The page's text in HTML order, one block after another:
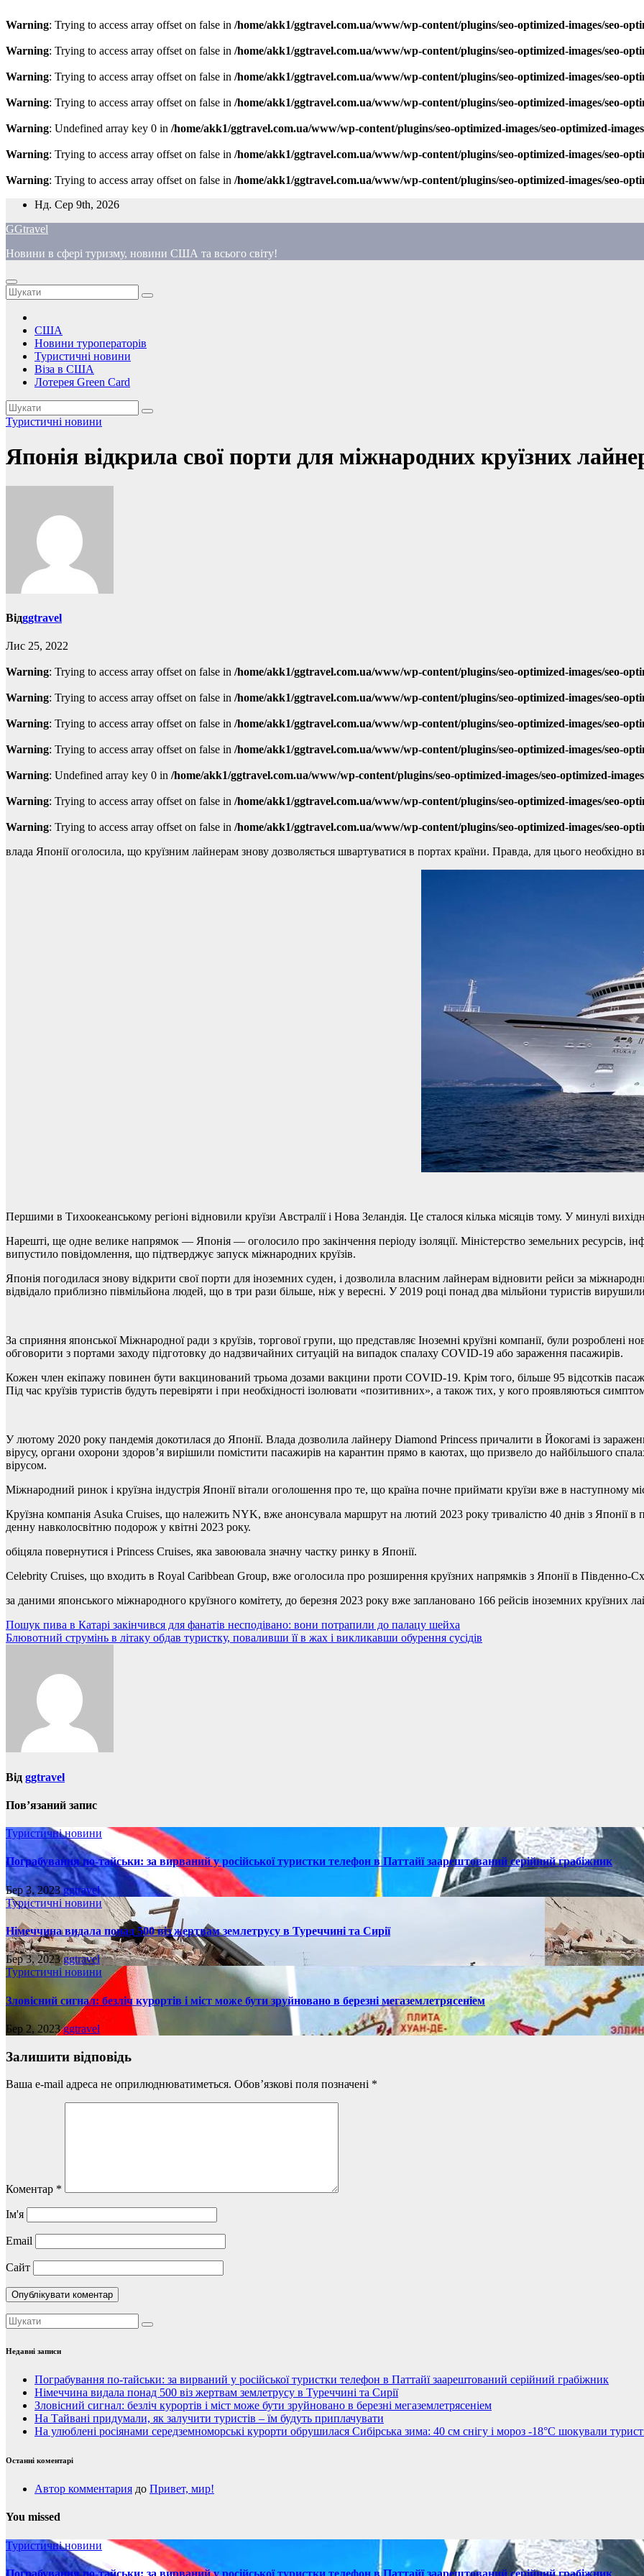
Warning: Trying to access array offset on false in /home/akk1/ggtravel.com.ua/www/wp-content/plugins/seo-optimized-images/seo-
Warning: Trying to access array offset on false in /home/akk1/ggtravel.com.ua/www/wp-content/plugins/seo-optimized-images/seo-
Warning: Trying to access array offset on false in /home/akk1/ggtravel.com.ua/www/wp-content/plugins/seo-optimized-images/seo-
Warning: Trying to access array offset on false in /home/akk1/ggtravel.com.ua/www/wp-content/plugins/seo-optimized-images/seo-
Warning: Undefined array key 0 in /home/akk1/ggtravel.com.ua/www/wp-content/plugins/seo-optimized-images/seo-optimized-
Warning: Trying to access array offset on false in /home/akk1/ggtravel.com.ua/www/wp-content/plugins/seo-optimized-images/seo-
Warning: Trying to access array offset on false in /home/akk1/ggtravel.com.ua/www/wp-content/plugins/seo-optimized-images/seo-
Перейти
вмісту
Нд. Сер 9th, 2026
GGtravel
Новини в сфері туризму, новини США та всього світу!
США
Новини туроператорів
Туристичні новини
Віза в США
Лотерея Green Card
Туристичні новини
Японія відкрила свої порти для міжнародних круїзних
Відggtravel
Лис 25, 2022
Warning: Trying to access array offset on false in /home/akk1/ggtravel.com.ua/www/wp-content/plugins/seo-optimized-images/seo-
Warning: Trying to access array offset on false in /home/akk1/ggtravel.com.ua/www/wp-content/plugins/seo-optimized-images/seo-
Warning: Trying to access array offset on false in /home/akk1/ggtravel.com.ua/www/wp-content/plugins/seo-optimized-images/seo-
Warning: Trying to access array offset on false in /home/akk1/ggtravel.com.ua/www/wp-content/plugins/seo-optimized-images/seo-
Warning: Undefined array key 0 in /home/akk1/ggtravel.com.ua/www/wp-content/plugins/seo-optimized-images/seo-optimized-
Warning: Trying to access array offset on false in /home/akk1/ggtravel.com.ua/www/wp-content/plugins/seo-optimized-images/seo-
Warning: Trying to access array offset on false in /home/akk1/ggtravel.com.ua/www/wp-content/plugins/seo-optimized-images/seo-
влада Японії оголосила, що круїзним лайнерам знову дозволяється швартуватися в портах країни. Правда, для цього необхідно
Першими в Тихоокеанському регіоні відновили круїзи Австралії і Нова Зеландія. Це сталося кілька місяців тому. У минулі
Нарешті, ще одне велике напрямок — Японія — оголосило про закінчення періоду ізоляції. Міністерство земельних ресурсів,
випустило повідомлення, що підтверджує запуск міжнародних круїзів.
Японія погодилася знову відкрити свої порти для іноземних суден, і дозволила власним лайнерам відновити рейси за
відвідало приблизно півмільйона людей, що в три рази більше, ніж у вересні. У 2019 році понад два мільйони туристів
За сприяння японської Міжнародної ради з круїзів, торгової групи, що представляє Іноземні круїзні компанії, були розроблені
обговорити з портами заходу підготовку до надзвичайних ситуацій на випадок спалаху COVID-19 або зараження пасажирів.
Кожен член екіпажу повинен бути вакцинований трьома дозами вакцини проти COVID-19. Крім того, більше 95 відсотків
Під час круїзів туристів будуть перевіряти і при необхідності ізолювати «позитивних», а також тих, у кого проявляються
У лютому 2020 року пандемія докотилася до Японії. Влада дозволила лайнеру Diamond Princess причалити в Йокогамі із
вірусу, органи охорони здоров’я вирішили помістити пасажирів на карантин прямо в каютах, що призвело до найбільшого
вірусом.
Міжнародний ринок і круїзна індустрія Японії вітали оголошення про те, що країна почне приймати круїзи вже в наступному
Круїзна компанія Asuka Cruises, що належить NYK, вже анонсувала маршрут на лютий 2023 року тривалістю 40 днів з Японії в
денну навколосвітню подорож у квітні 2023 року.
обіцяла повернутися і Princess Cruises, яка завоювала значну частку ринку в Японії.
Celebrity Cruises, що входить в Royal Caribbean Group, вже оголосила про розширення круїзних напрямків з Японії в Південно-
за даними японського міжнародного круїзного комітету, до березня 2023 року вже заплановано 166 рейсів іноземних круїзних
Навігація
записів
Пошук пива в Катарі закінчився для фанатів несподівано: вони потрапили до палацу шейха
Блювотний струмінь в літаку обдав туристку, поваливши її в жах і викликавши обурення сусідів
Від ggtravel
Пов’язаний запис
Туристичні новини
Пограбування по-тайськи: за вирваний у російської туристки телефон в Паттайї заарештований серійний грабіжник
Бер 3, 2023ggtravel
Туристичні новини
Німеччина видала понад 500 віз жертвам землетрусу в Туреччині та Сирії
Бер 3, 2023ggtravel
Туристичні новини
Зловісний сигнал: безліч курортів і міст може бути зруйновано в березні мегаземлетрясеніем
Бер 2, 2023ggtravel
Залишити відповідь
Ваша e-mail адреса не оприлюднюватиметься. Обов’язкові поля позначені *
Коментар *
Ім'я
Email
Сайт
Недавні записи
Пограбування по-тайськи: за вирваний у російської туристки телефон в Паттайї заарештований серійний грабіжник
Німеччина видала понад 500 віз жертвам землетрусу в Туреччині та Сирії
Зловісний сигнал: безліч курортів і міст може бути зруйновано в березні мегаземлетрясеніем
На Тайвані придумали, як залучити туристів – їм будуть приплачувати
На улюблені росіянами середземноморські курорти обрушилася Сибірська зима: 40 см снігу і мороз -18°C шокували
Останні коментарі
Автор комментария до Привет, мир!
You missed
Туристичні новини
Пограбування по-тайськи: за вирваний у російської туристки телефон в Паттайї заарештований серійний грабіжник